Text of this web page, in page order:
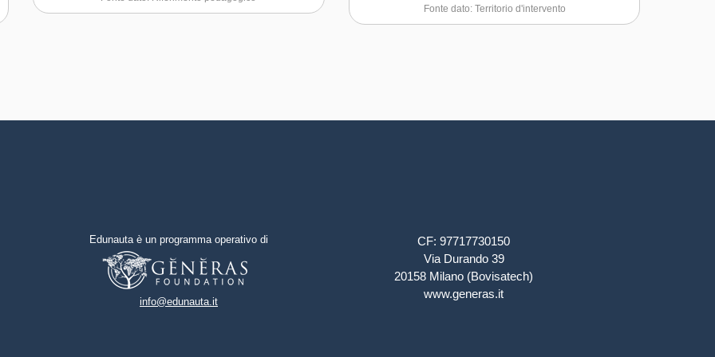
dell'attività
e risoluzione dei problemi
Capacità di possedere spirito di
iniziativa e autoconsapevolezza
Fonte dato: Territorio d'intervento
Edunauta è un programma operativo di
info@edunauta.it
CF: 97717730150
Via Durando 39
20158 Milano (Bovisatech)
www.generas.it